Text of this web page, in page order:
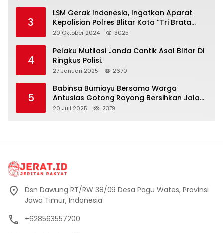
3
LSM Gerak Indonesia, Ingatkan Aparat
Kepolisian Polres Blitar Kota “Tri Brata
Polri” Harus Diamalkan
20 Oktober 2024 3025
4
Pelaku Mutilasi Janda Cantik Asal Blitar Di
Ringkus Polisi.
27 Januari 2025 2670
5
Babinsa Bumiayu Bersama Warga
Antusias Gotong Royong Bersihkan Jalan
Dusun Banaran
20 Juli 2025 2379
Dsn Dawung RT/RW 38/09 Desa Pagu Wates, Provinsi
Jawa Timur, Indonesia
+628563557200